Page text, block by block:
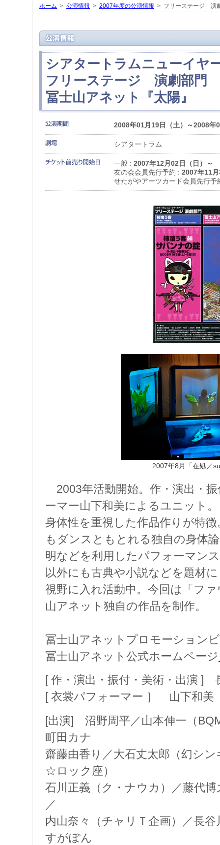
ホーム > 公演情報 > 2007年度の公演情報 > フリーステージ 演
シアタートラムニューイヤ
フリーステージ 演劇部門
冨士山アネット『太陽』
2008年01月19日（土）～2008年
シアタートラム
一般 : 2007年12月02日（日）～
友の会会員先行予約 : 2007年11
せたがやアーツカード会員先行
2007年8月「在処／
2003年活動開始。作・演出・
ーマー山下和美によるユニット。
身体性を重視した作品作りが特
もダンスともとれる独自の身体
明などを利用したパフォーマン
以外にも古典や小説などを題材
視野に入れ活動中。今回は「フ
山アネット独自の作品を制作。
冨士山アネットプロモーション
冨士山アネット公式ホームページ
[ 作・演出・振付・美術・出演 ]
[ 衣裳パフォーマー ］ 山下和美
[出演] 沼野周平／山本伸一（
町田カナ
齋藤由香り／大石丈太郎（幻シ
☆ロック座）
石川正義（ク・ナウカ）／藤代
／
内山奈々（チャリＴ企画）／長谷
すがぽん